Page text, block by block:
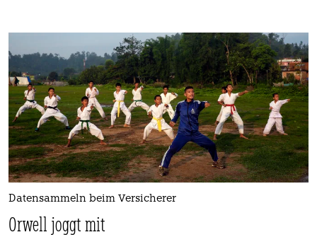
Datensammeln beim Versicherer
Orwell joggt mit